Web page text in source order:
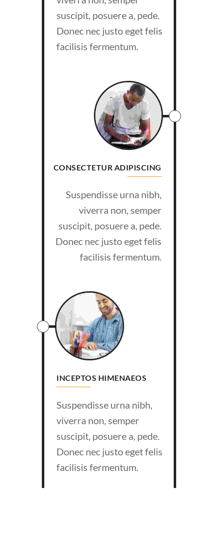
suscipit, posuere a, pede.
Donec nec justo eget felis
facilisis fermentum.
CONSECTETUR ADIPISCING
Suspendisse urna nibh,
viverra non, semper
suscipit, posuere a, pede.
Donec nec justo eget felis
facilisis fermentum.
INCEPTOS HIMENAEOS
Suspendisse urna nibh,
viverra non, semper
suscipit, posuere a, pede.
Donec nec justo eget felis
facilisis fermentum.